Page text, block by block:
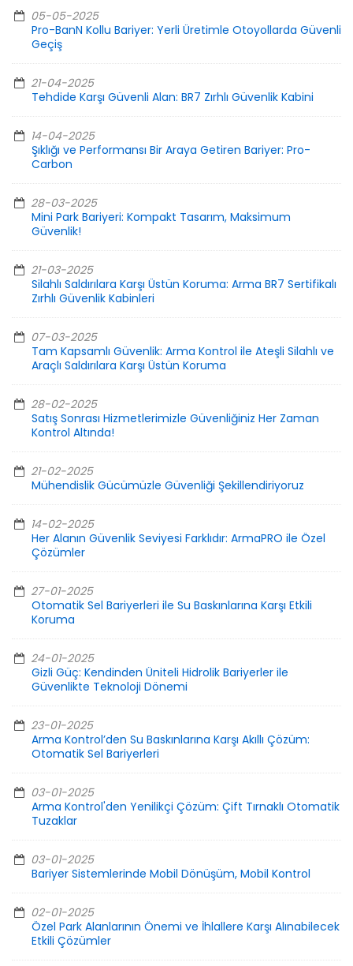
05-05-2025
Pro-BanN Kollu Bariyer: Yerli Üretimle Otoyollarda Güvenli
Geçiş
21-04-2025
Tehdide Karşı Güvenli Alan: BR7 Zırhlı Güvenlik Kabini
14-04-2025
Şıklığı ve Performansı Bir Araya Getiren Bariyer: Pro-
Carbon
28-03-2025
Mini Park Bariyeri: Kompakt Tasarım, Maksimum
Güvenlik!
21-03-2025
Silahlı Saldırılara Karşı Üstün Koruma: Arma BR7 Sertifikalı
Zırhlı Güvenlik Kabinleri
07-03-2025
Tam Kapsamlı Güvenlik: Arma Kontrol ile Ateşli Silahlı ve
Araçlı Saldırılara Karşı Üstün Koruma
28-02-2025
Satış Sonrası Hizmetlerimizle Güvenliğiniz Her Zaman
Kontrol Altında!
21-02-2025
Mühendislik Gücümüzle Güvenliği Şekillendiriyoruz
14-02-2025
Her Alanın Güvenlik Seviyesi Farklıdır: ArmaPRO ile Özel
Çözümler
27-01-2025
Otomatik Sel Bariyerleri ile Su Baskınlarına Karşı Etkili
Koruma
24-01-2025
Gizli Güç: Kendinden Üniteli Hidrolik Bariyerler ile
Güvenlikte Teknoloji Dönemi
23-01-2025
Arma Kontrol’den Su Baskınlarına Karşı Akıllı Çözüm:
Otomatik Sel Bariyerleri
03-01-2025
Arma Kontrol'den Yenilikçi Çözüm: Çift Tırnaklı Otomatik
Tuzaklar
03-01-2025
Bariyer Sistemlerinde Mobil Dönüşüm, Mobil Kontrol
02-01-2025
Özel Park Alanlarının Önemi ve İhlallere Karşı Alınabilecek
Etkili Çözümler